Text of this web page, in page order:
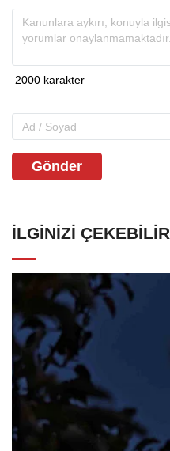
Gönder
İLGINIZI ÇEKEBILIR